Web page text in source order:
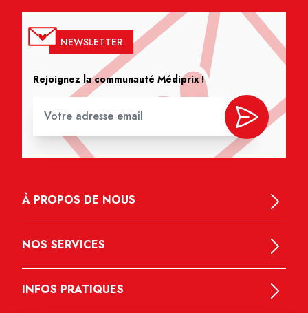
NEWSLETTER
Rejoignez la communauté Médiprix !
À PROPOS DE NOUS
NOS SERVICES
INFOS PRATIQUES